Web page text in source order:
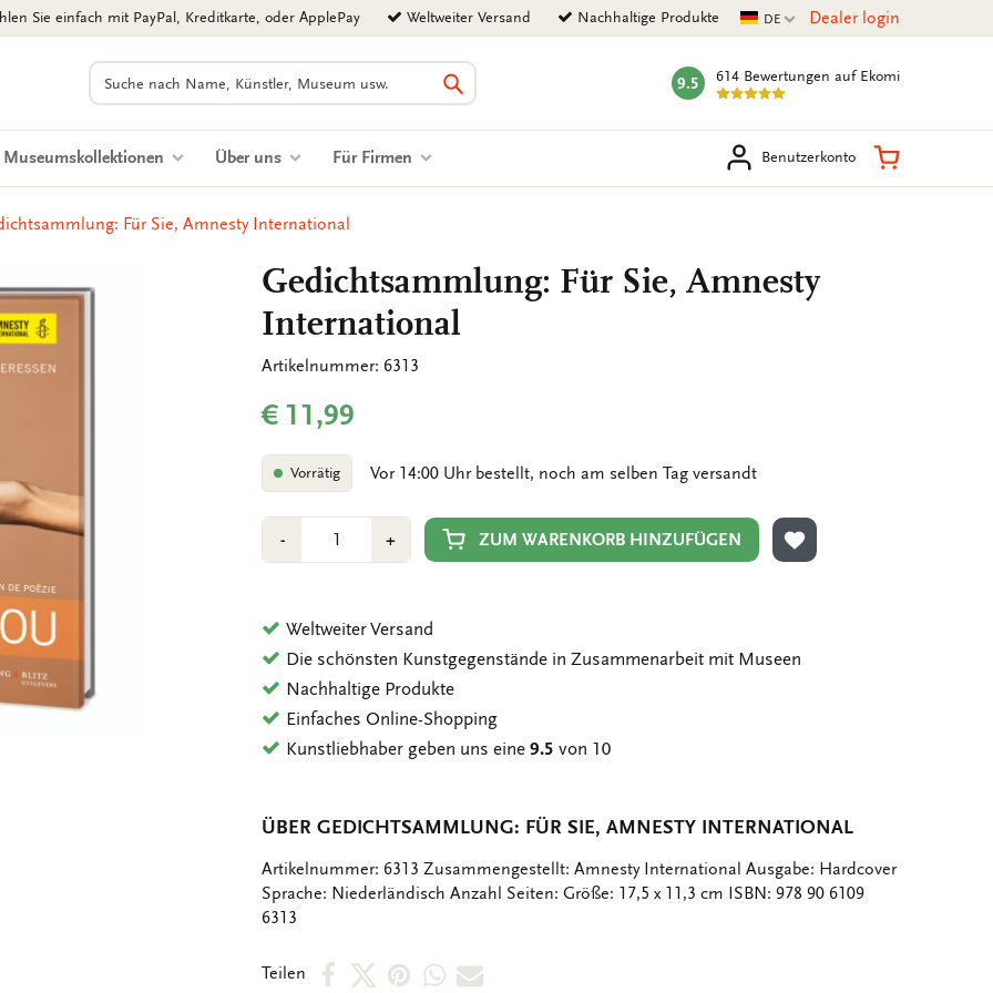
Sie einfach mit PayPal, Kreditkarte, oder ApplePay Weltweiter Versand Nachhaltige Produkte Aktuelle Sprache
DE Dealer login
Suchen
Suchen
mark:
9.5 614 Bewertungen auf Ekomi
Museumskollektionen Über uns Für Firmen Benutzerkonto Warenkorb
Für Sie, Amnesty International
Gedichtsammlung: Für Sie, Amnesty
International
Artikelnummer: 6313
€ 11,99
Vorrätig Vor 14:00 Uhr bestellt, noch am selben Tag versandt
-Min
1
+Plus
1
ZUM WARENKORB HINZUFÜGEN
ZUR WUNSCHLISTE
Weltweiter Versand
Die schönsten Kunstgegenstände in Zusammenarbeit mit Museen
Nachhaltige Produkte
Einfaches Online-Shopping
Kunstliebhaber geben uns eine9.5 von 10
ÜBER GEDICHTSAMMLUNG: FÜR SIE, AMNESTY INTERNATIONAL
OMSCHRIJVING
Artikelnummer: 6313 Zusammengestellt: Amnesty International Ausgabe: Hardcover
Sprache: Niederländisch Anzahl Seiten: Größe: 17,5 x 11,3 cm ISBN: 978 90 6109
6313
Teilen
Per Per Per PerPer